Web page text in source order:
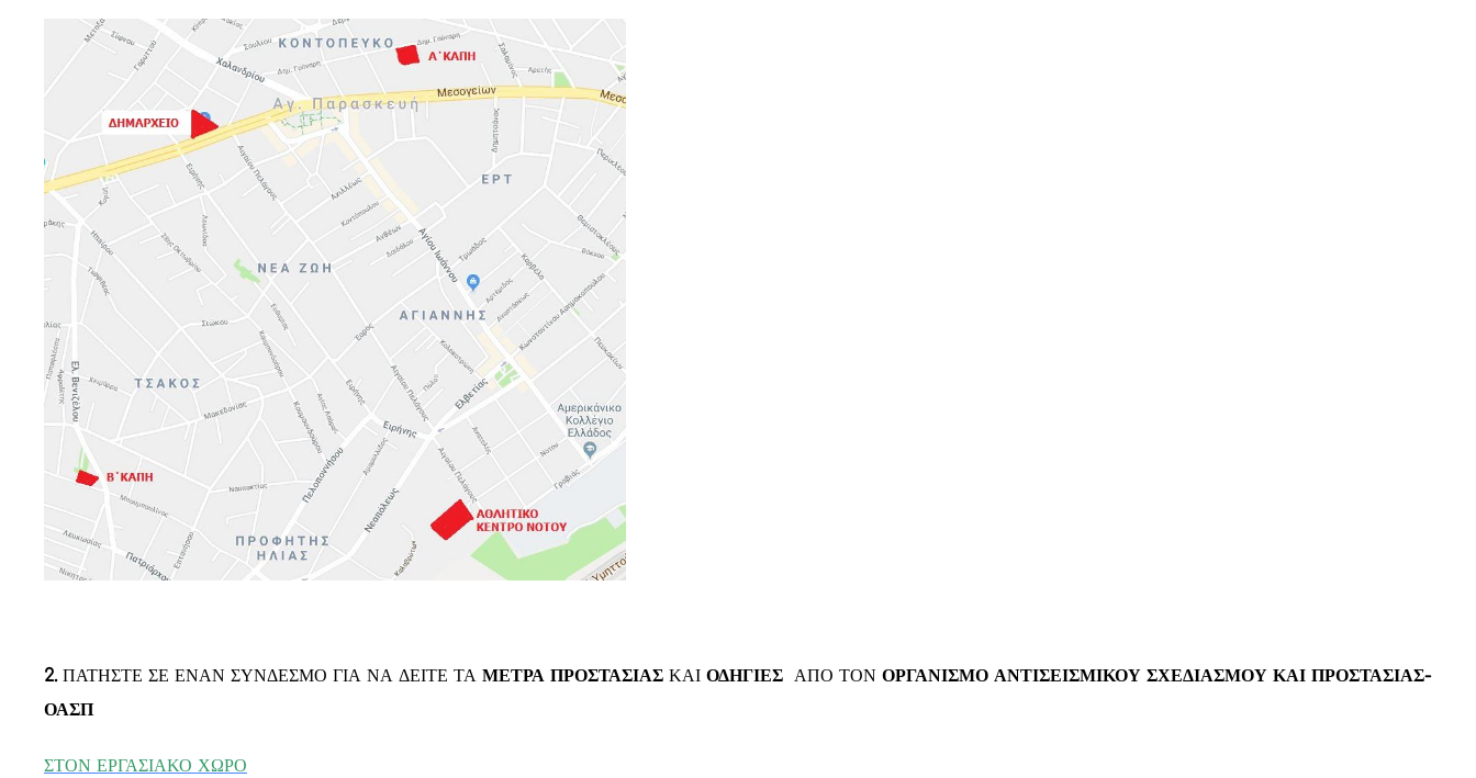
2.ΠΑΤΗΣΤΕ ΣΕ ΕΝΑΝ ΣΥΝΔΕΣΜΟ ΓΙΑ ΝΑ ΔΕΙΤΕ ΤΑ ΜΕΤΡΑ ΠΡΟΣΤΑΣΙΑΣ ΚΑΙ ΟΔΗΓΙΕΣ ΑΠΟ ΤΟΝ ΟΡΓΑΝΙΣΜΟ ΑΝΤΙΣΕΙΣΜΙΚΟΥ ΣΧΕΔΙΑΣΜΟΥ ΚΑΙ ΠΡΟΣΤΑΣΙΑΣ-
ΟΑΣΠ
ΣΤΟΝ ΕΡΓΑΣΙΑΚΟ ΧΩΡΟ